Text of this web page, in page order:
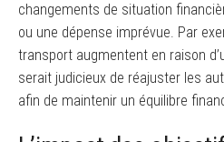
changements de situation
ou une dépense imprévue. Par
transport augmentent en raison
serait judicieux de réajuster les
afin de maintenir un équilibre